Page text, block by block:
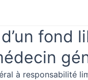
fond
à responsabilité